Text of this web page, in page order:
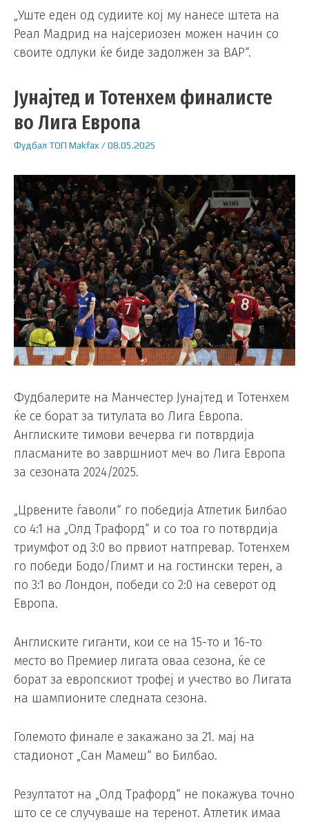
„Уште еден од судиите кој му нанесе штета на
Реал Мадрид на најсериозен можен начин со
своите одлуки ќе биде задолжен за ВАР“.
Јунајтед и Тотенхем финалисте
во Лига Европа
Фудбал ТОП Makfax /08.05.2025
Фудбалерите на Манчестер Јунајтед и Тотенхем
ќе се борат за титулата во Лига Европа.
Англиските тимови вечерва ги потврдија
пласманите во завршниот меч во Лига Европа
за сезоната 2024/2025.
„Црвените ѓаволи“ го победија Атлетик Билбао
со 4:1 на „Олд Трафорд“ и со тоа го потврдија
триумфот од 3:0 во првиот натпревар. Тотенхем
го победи Бодо/Глимт и на гостински терен, а
по 3:1 во Лондон, победи со 2:0 на северот од
Европа.
Англиските гиганти, кои се на 15-то и 16-то
место во Премиер лигата оваа сезона, ќе се
борат за европскиот трофеј и учество во Лигата
на шампионите следната сезона.
Големото финале е закажано за 21. мај на
стадионот „Сан Мамеш“ во Билбао.
Резултатот на „Олд Трафорд“ не покажува точно
што се се случуваше на теренот. Атлетик имаа